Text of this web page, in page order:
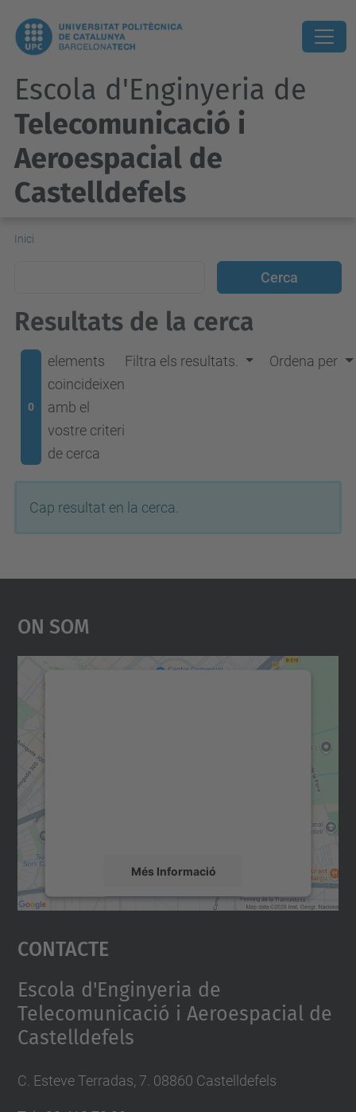
Escola d'Enginyeria de
Telecomunicació i
Aeroespacial de
Castelldefels
Inici
Resultats de la cerca
0
elements
coincideixen
amb el
vostre criteri
de cerca
Filtra els resultats. Ordena per
Cap resultat en la cerca.
On Som
Més Informació
Accepta
powered by
Contacte
Escola d'Enginyeria de
Telecomunicació i Aeroespacial de
Castelldefels
C. Esteve Terradas, 7. 08860 Castelldefels